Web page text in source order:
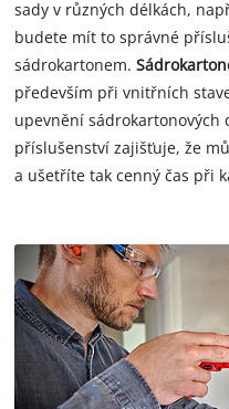
sady v různých délkách,
budete mít to správné
sádrokartonem.
především při vnitřních
upevnění sádrokartonových
příslušenství zajišťuje, že
a ušetříte tak cenný čas při